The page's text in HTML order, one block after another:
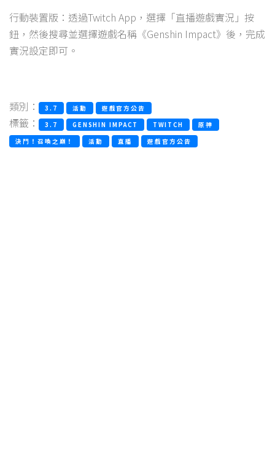
行動裝置版：透過Twitch App，選擇「直播遊戲實況」按
鈕，然後搜尋並選擇遊戲名稱《Genshin Impact》後，完成
實況設定即可。
類別： 3.7 活動 遊戲官方公告
標籤： 3.7 GENSHIN IMPACT TWITCH
原神
決鬥！召喚之巔！
活動 直播 遊戲官方公告